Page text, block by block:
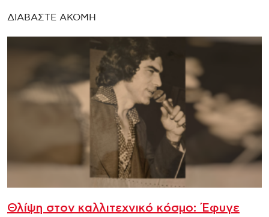
ΔΙΑΒΑΣΤΕ ΑΚΟΜΗ
Θλίψη στον καλλιτεχνικό κόσμο: Έφυγε